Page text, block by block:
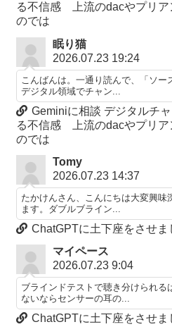
る不信感 上流のdacやプリア
のでは
眠り猫
2026.07.23 19:24
こんばんは。一通り読んで、「ソ
デジタル領域でチャン...
Geminiに相談 デジタルチ
る不信感 上流のdacやプリア
のでは
Tomy
2026.07.23 14:37
たかけんさん、こんにちは大変興味
ます。ダブルブライン...
ChatGPTに土下座をさせま
マイペース
2026.07.23 9:04
ブラインドテストで聴き分けられる
ないならセンサーの耳の...
ChatGPTに土下座をさせま